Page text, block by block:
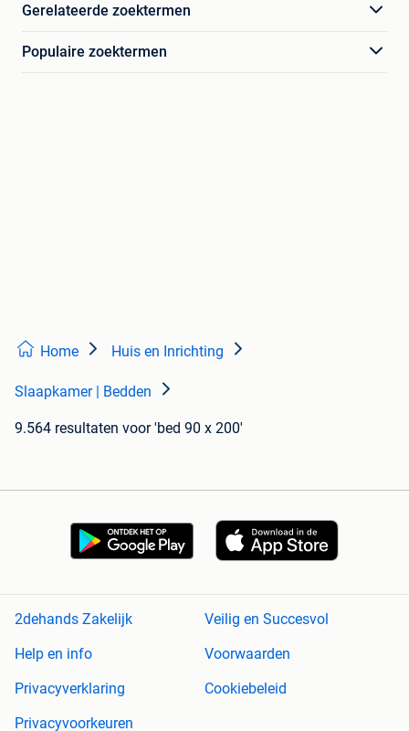
Gerelateerde zoektermen
Populaire zoektermen
Home Huis en Inrichting
Slaapkamer | Bedden
9.564 resultaten voor 'bed 90 x 200'
2dehands Zakelijk
Veilig en Succesvol
Help en info
Voorwaarden
Privacyverklaring
Cookiebeleid
Privacyvoorkeuren